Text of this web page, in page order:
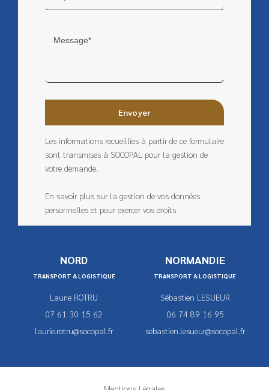
NORD
TRANSPORT & LOGISTIQUE
Laurie ROTRU
07 61 30 15 62
laurie.rotru@socopal.fr
NORMANDIE
TRANSPORT & LOGISTIQUE
Sébastien LESUEUR
06 74 89 16 95
sebastien.lesueur@socopal.fr
Envoyer
Les informations recueillies à partir de ce formulaire
sont transmises à SOCOPAL pour la gestion de
votre demande.
En savoir plus sur la gestion de vos données
personnelles et pour exercer vos droits